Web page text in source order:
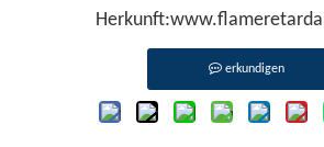
Herkunft:
erkundigen